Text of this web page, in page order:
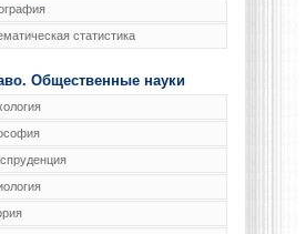
статистика
Общественные науки